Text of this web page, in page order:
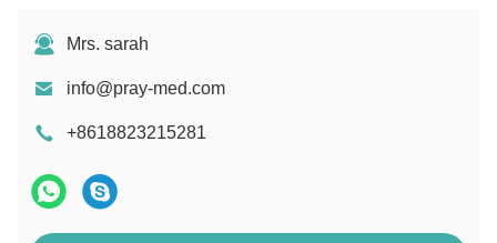
Mrs. sarah
info@pray-med.com
+8618823215281